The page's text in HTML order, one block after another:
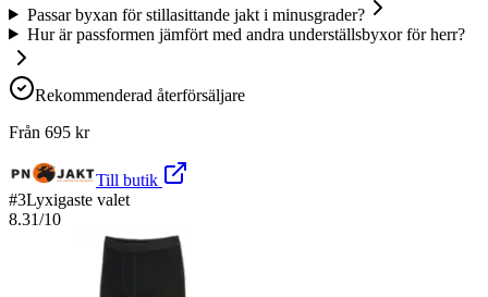
Passar byxan för stillasittande jakt i minusgrader?
Hur är passformen jämfört med andra underställsbyxor för herr?
Rekommenderad återförsäljare
Från 695 kr
Till butik
#3Lyxigaste valet
8.31/10